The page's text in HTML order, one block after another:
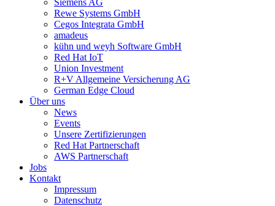
Rewe Systems GmbH
Cegos Integrata GmbH
amadeus
kühn und weyh Software GmbH
Red Hat IoT
Union Investment
R+V Allgemeine Versicherung AG
German Edge Cloud
Über uns
News
Events
Unsere Zertifizierungen
Red Hat Partnerschaft
AWS Partnerschaft
Jobs
Kontakt
Impressum
Datenschutz